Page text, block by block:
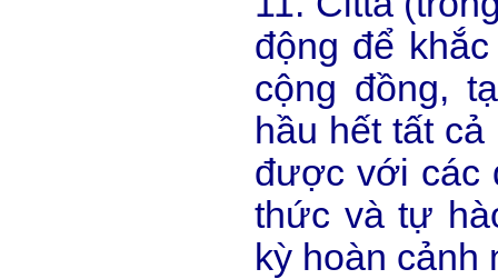
động để
cộng đồng,
hầu hết tất
được với các
thức và tự
kỳ hoàn cảnh